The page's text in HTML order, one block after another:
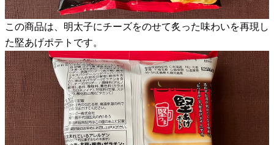
この商品は、明太子にチーズをのせて炙った味わいを再現し
た堅あげポテトです。